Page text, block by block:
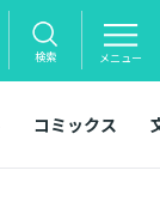
検索 メニュー
コミックス